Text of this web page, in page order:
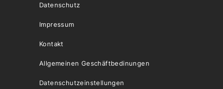
Datenschutz
Impressum
Kontakt
Allgemeinen Geschäftbedinungen
Datenschutzeinstellungen